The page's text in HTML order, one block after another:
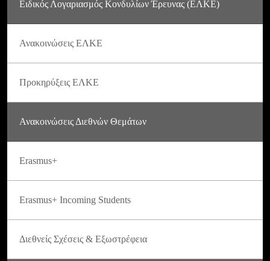
Ειδικός Λογαριασμός Κονδυλίων Έρευνας (ΕΛΚΕ)
Ανακοινώσεις ΕΛΚΕ
Προκηρύξεις ΕΛΚΕ
Ανακοινώσεις Διεθνών Θεμάτων
Erasmus+
Erasmus+ Incoming Students
Διεθνείς Σχέσεις & Εξωστρέφεια